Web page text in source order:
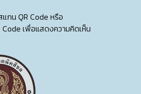
แกน QR Code หรือ
Code เพื่อแสดงความคิดเห็น